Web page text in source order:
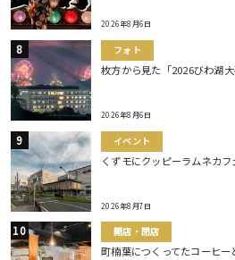
2026年8月6日
フォト
枚方から見た「2026びわ湖大
2026年8月6日
イベント
くずモにクッピーラムネカ
2026年8月7日
開店・閉店
町楠葉につくってたコーヒ